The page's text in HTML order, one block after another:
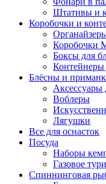
Штативы и
Коробочки и
Коробочки
Боксы для
Блёсны и
Аксессуары
Воблеры
Лягушки
Все для оснасток
Посуда
Наборы
Газовое
Спиннинговая